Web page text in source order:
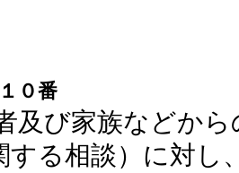
０番
び家族などから
する相談）に対し